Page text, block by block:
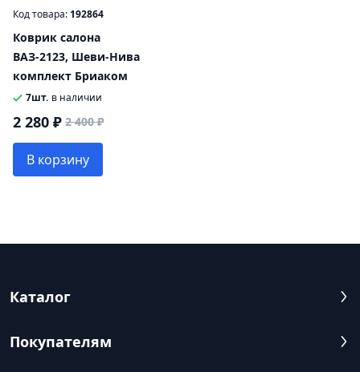
Код товара: 192864
Коврик салона
ВАЗ-2123, Шеви-Нива
комплект Бриаком
7шт. в наличии
2 280 ₽ 2 400 ₽
В корзину
Каталог
Покупателям